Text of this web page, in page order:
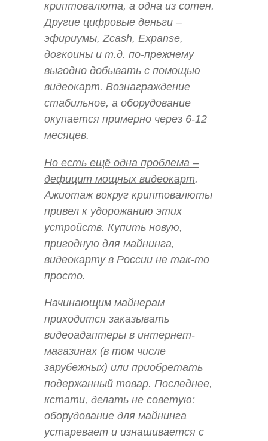
криптовалюта, а одна из сотен.
Другие цифровые деньги –
эфириумы, Zcash, Expanse,
догкоины и т.д. по-прежнему
выгодно добывать с помощью
видеокарт. Вознаграждение
стабильное, а оборудование
окупается примерно через 6-12
месяцев.
Но есть ещё одна проблема –
дефицит мощных видеокарт.
Ажиотаж вокруг криптовалюты
привел к удорожанию этих
устройств. Купить новую,
пригодную для майнинга,
видеокарту в России не так-то
просто.
Начинающим майнерам
приходится заказывать
видеоадаптеры в интернет-
магазинах (в том числе
зарубежных) или приобретать
подержанный товар. Последнее,
кстати, делать не советую:
оборудование для майнинга
устаревает и изнашивается с